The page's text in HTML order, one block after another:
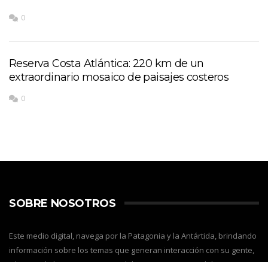
0
Reserva Costa Atlántica: 220 km de un
extraordinario mosaico de paisajes costeros
0
SOBRE NOSOTROS
Este medio digital, navega por la Patagonia y la Antártida, brindando
información sobre los temas que generan interacción con su gente,